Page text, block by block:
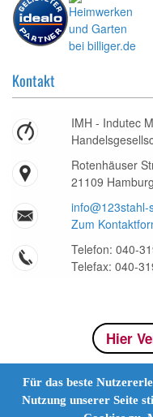
Für das beste
Nutzung unserer Seite
Kontakt
IMH - Indutec
Rotenhäuser
21109 Hamburg
info@123stahl-
Zum
Telefon: 040-
Telefax: 040-
Hier